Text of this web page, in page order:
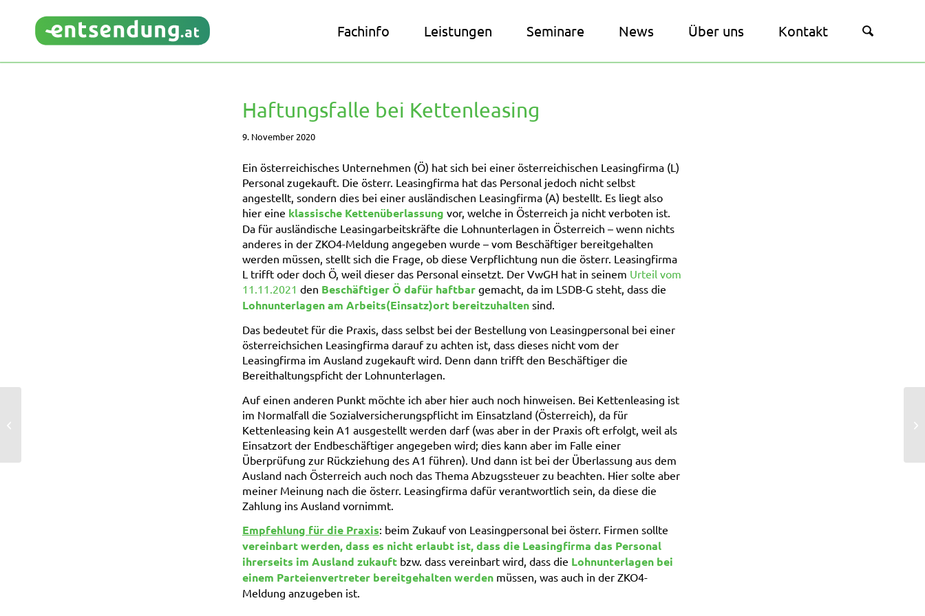
Fachinfo Leistungen Seminare News Über uns Kontakt
Haftungsfalle bei Kettenleasing
9. November 2020
Ein österreichisches Unternehmen (Ö) hat sich bei einer österreichischen Leasingfirma (L)
Personal zugekauft. Die österr. Leasingfirma hat das Personal jedoch nicht selbst
angestellt, sondern dies bei einer ausländischen Leasingfirma (A) bestellt. Es liegt also
hier eine klassische Kettenüberlassung vor, welche in Österreich ja nicht verboten ist.
Da für ausländische Leasingarbeitskräfte die Lohnunterlagen in Österreich – wenn nichts
anderes in der ZKO4-Meldung angegeben wurde – vom Beschäftiger bereitgehalten
werden müssen, stellt sich die Frage, ob diese Verpflichtung nun die österr. Leasingfirma
L trifft oder doch Ö, weil dieser das Personal einsetzt. Der VwGH hat in seinem Urteil vom
11.11.2021 den Beschäftiger Ö dafür haftbar gemacht, da im LSDB-G steht, dass die
Lohnunterlagen am Arbeits(Einsatz)ort bereitzuhalten sind.
Das bedeutet für die Praxis, dass selbst bei der Bestellung von Leasingpersonal bei einer
österreichsichen Leasingfirma darauf zu achten ist, dass dieses nicht vom der
Leasingfirma im Ausland zugekauft wird. Denn dann trifft den Beschäftiger die
Bereithaltungspficht der Lohnunterlagen.
Auf einen anderen Punkt möchte ich aber hier auch noch hinweisen. Bei Kettenleasing ist
im Normalfall die Sozialversicherungspflicht im Einsatzland (Österreich), da für
Kettenleasing kein A1 ausgestellt werden darf (was aber in der Praxis oft erfolgt, weil als
Einsatzort der Endbeschäftiger angegeben wird; dies kann aber im Falle einer
Überprüfung zur Rückziehung des A1 führen). Und dann ist bei der Überlassung aus dem
Ausland nach Österreich auch noch das Thema Abzugssteuer zu beachten. Hier solte aber
meiner Meinung nach die österr. Leasingfirma dafür verantwortlich sein, da diese die
Zahlung ins Ausland vornimmt.
Empfehlung für die Praxis: beim Zukauf von Leasingpersonal bei österr. Firmen sollte
vereinbart werden, dass es nicht erlaubt ist, dass die Leasingfirma das Personal
ihrerseits im Ausland zukauft bzw. dass vereinbart wird, dass die Lohnunterlagen bei
einem Parteienvertreter bereitgehalten werden müssen, was auch in der ZKO4-
Meldung anzugeben ist.